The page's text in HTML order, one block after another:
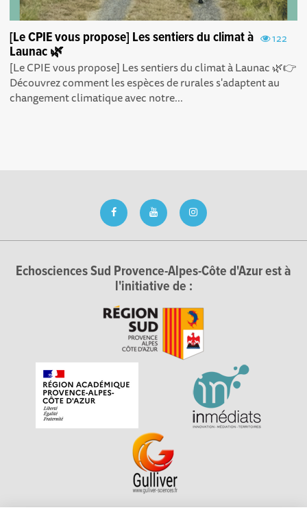
122
[Le CPIE vous propose] Les sentiers du climat à
Launac 🌿
[Le CPIE vous propose] Les sentiers du climat à Launac 🌿👉
Découvrez comment les espèces de rurales s'adaptent au
changement climatique avec notre...
Echosciences Sud Provence-Alpes-Côte d'Azur est à
l'initiative de :